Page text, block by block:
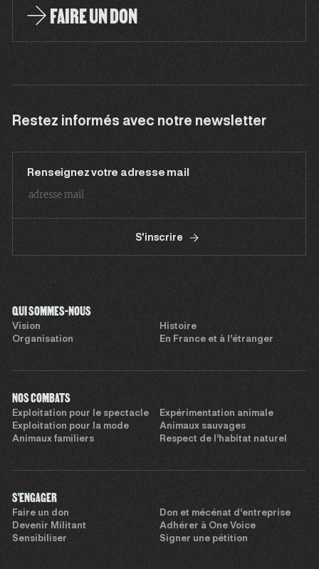
FAIRE UN DON
Restez informés avec notre newsletter
Renseignez votre adresse mail
S'inscrire
QUI SOMMES-NOUS
Vision
Histoire
Organisation
En France et à l’étranger
NOS COMBATS
Exploitation pour le spectacle
Expérimentation animale
Exploitation pour la mode
Animaux sauvages
Animaux familiers
Respect de l’habitat naturel
S'ENGAGER
Faire un don
Don et mécénat d’entreprise
Devenir Militant
Adhérer à One Voice
Sensibiliser
Signer une pétition